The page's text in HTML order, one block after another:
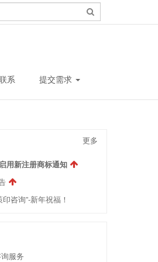
系 提交需求
更多
用新注册商标通知
咨询”-新年祝福！
服务